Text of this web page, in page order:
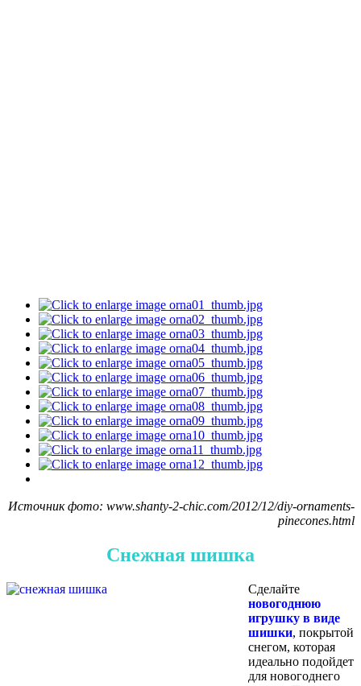
Источник фото: www.shanty-2-chic.com/2012/12/diy-ornaments-
pinecones.html
Снежная шишка
Сделайте
новогоднюю
игрушку в виде
шишки, покрытой
снегом, которая
идеально подойдет
для новогоднего